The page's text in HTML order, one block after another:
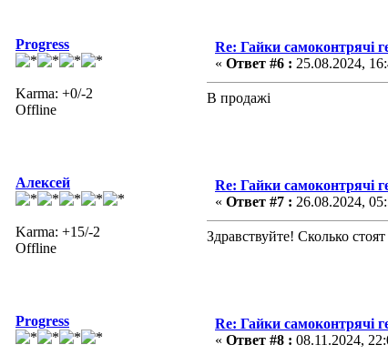
Progress
Karma: +0/-2
Offline
Re: Гайки самоконтрячі
« Ответ #6 : 25.08.2024,
В продажі
Алексей
Karma: +15/-2
Offline
Re: Гайки самоконтрячі
« Ответ #7 : 26.08.2024,
Здравствуйте! Сколько
Progress
Re: Гайки самоконтрячі
« Ответ #8 : 08.11.2024,